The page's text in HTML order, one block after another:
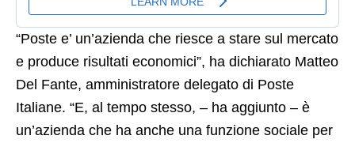
“Poste e’ un’azienda che riesce a stare sul mercato
e produce risultati economici”, ha dichiarato Matteo
Del Fante, amministratore delegato di Poste
Italiane. “E, al tempo stesso, – ha aggiunto – è
un’azienda che ha anche una funzione sociale per